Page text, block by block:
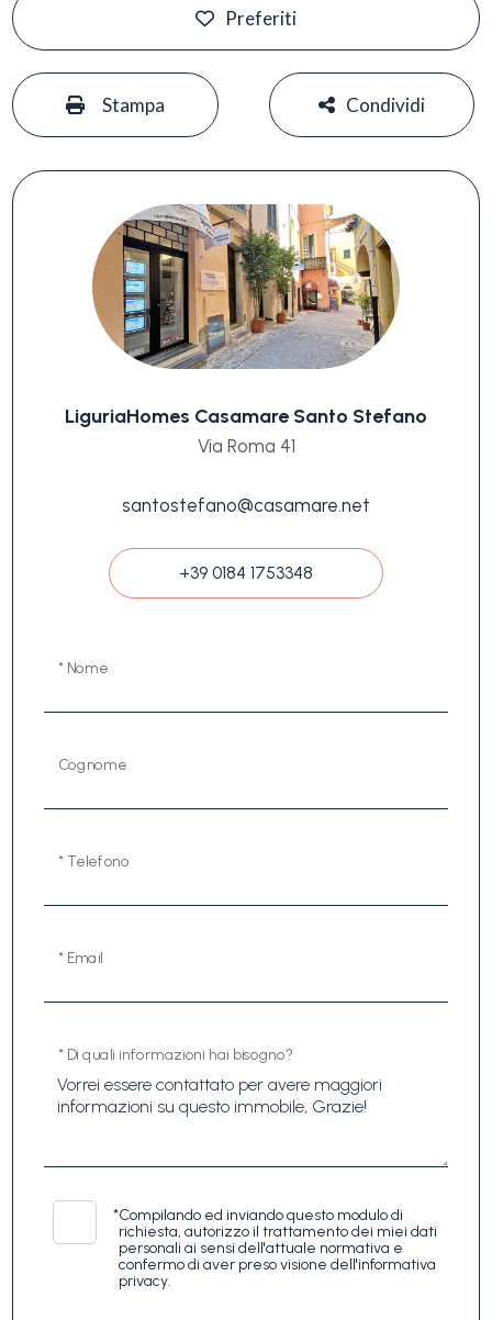
Preferiti
Stampa Condividi
LiguriaHomes Casamare Santo Stefano
Via Roma 41
santostefano@casamare.net
+39 0184 1753348
* Nome
Cognome
* Telefono
* Email
* Di quali informazioni hai bisogno?
*Compilando ed inviando questo modulo di
richiesta, autorizzo il trattamento dei miei dati
personali ai sensi dell'attuale normativa e
confermo di aver preso visione dell'informativa
privacy.